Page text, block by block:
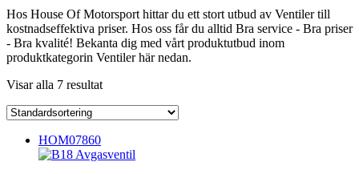
Hos House Of Motorsport hittar du ett stort utbud av Ventiler till
kostnadseffektiva priser. Hos oss får du alltid Bra service - Bra priser
- Bra kvalité! Bekanta dig med vårt produktutbud inom
produktkategorin Ventiler här nedan.
Visar alla 7 resultat
HOM07860